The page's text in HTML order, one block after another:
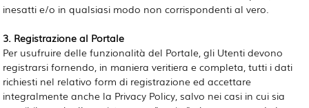
inesatti e/o in qualsiasi modo non corrispondenti al vero.
3. Registrazione al Portale
Per usufruire delle funzionalità del Portale, gli Utenti devono
registrarsi fornendo, in maniera veritiera e completa, tutti i dati
richiesti nel relativo form di registrazione ed accettare
integralmente anche la Privacy Policy, salvo nei casi in cui sia